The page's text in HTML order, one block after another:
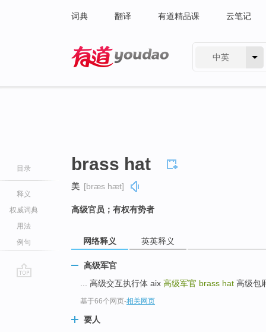
词典 翻译 有道精品课 云笔记
中英
目录
释义
权威词典
用法
例句
brass hat
美 [bræs hæt]
高级官员；有权有势者
网络释义 英英释义
高级军官
... 高级交互执行体 aix 高级军官 brass hat 高级包
基于66个网页-相关网页
要人